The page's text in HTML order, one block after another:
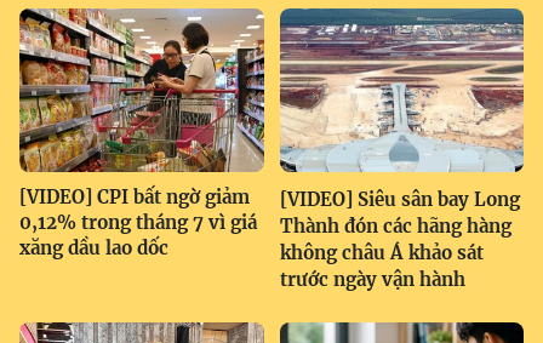
[VIDEO] CPI bất ngờ giảm
0,12% trong tháng 7 vì giá
xăng dầu lao dốc
[VIDEO] Siêu sân bay Long
Thành đón các hãng hàng
không châu Á khảo sát
trước ngày vận hành